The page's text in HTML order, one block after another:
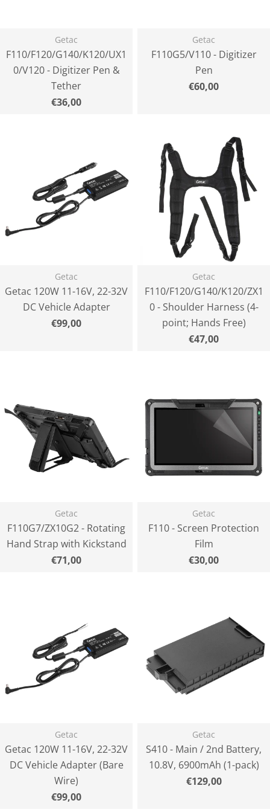
o
Getac
F110/F120/G140/K120/UX1
0/V120 - Digitizer Pen &
Tether
Normaler
€36,00
Getac
F110G5/V110 - Digitizer
Pen
Normaler
€60,00
Getac
Getac 120W 11-16V, 22-32V
DC Vehicle Adapter
Normaler
€99,00
Getac
F110/F120/G140/K120/ZX1
0 - Shoulder Harness (4-
point; Hands Free)
Normaler
€47,00
Getac
F110G7/ZX10G2 - Rotating
Hand Strap with Kickstand
Normaler
€71,00
Getac
F110 - Screen Protection
Film
Normaler
€30,00
Getac
Getac 120W 11-16V, 22-32V
DC Vehicle Adapter (Bare
Wire)
Normaler
€99,00
Getac
S410 - Main / 2nd Battery,
10.8V, 6900mAh (1-pack)
Normaler
€129,00